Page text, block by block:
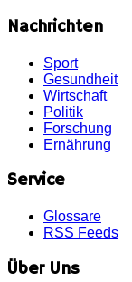
Nachrichten
Sport
Gesundheit
Wirtschaft
Politik
Forschung
Ernährung
Service
Glossare
RSS Feeds
Über Uns